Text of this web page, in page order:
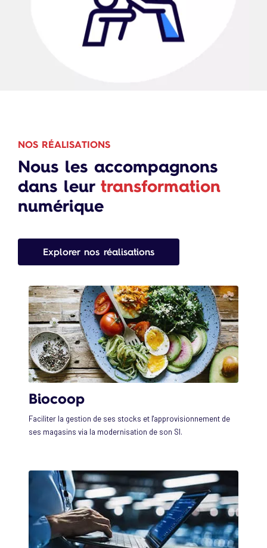
NOS RÉALISATIONS
Nous les accompagnons
dans leur transformation
numérique
Explorer nos réalisations
Biocoop
Faciliter la gestion de ses stocks et l'approvisionnement de
ses magasins via la modernisation de son SI.